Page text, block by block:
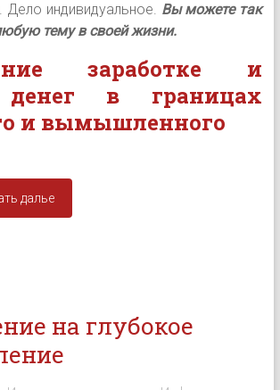
Дело индивидуальное. Вы можете так
тему в своей жизни.
заработке и
денег в границах
и вымышленного
далье
на глубокое